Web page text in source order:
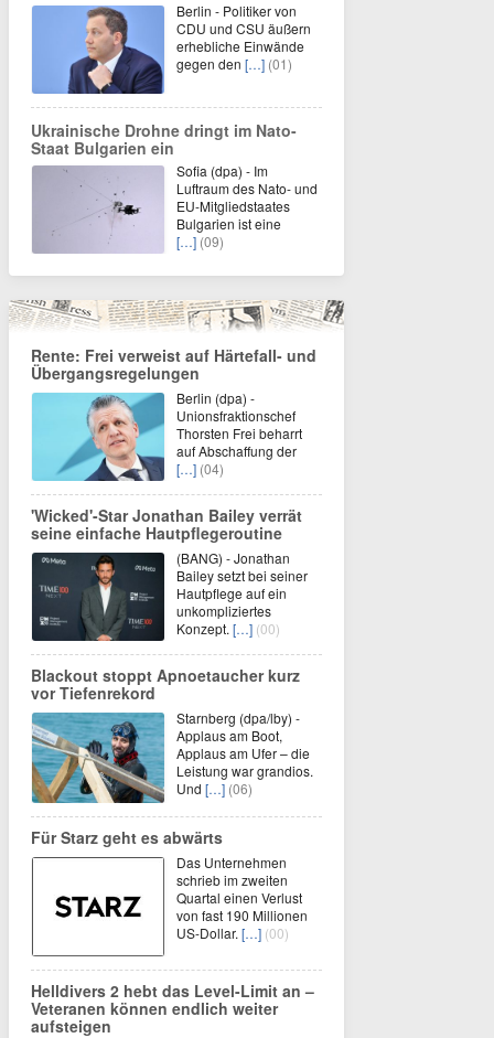
Berlin - Politiker von
CDU und CSU äußern
erhebliche Einwände
gegen den […] (01)
Ukrainische Drohne dringt im Nato-
Staat Bulgarien ein
Sofia (dpa) - Im
Luftraum des Nato- und
EU-Mitgliedstaates
Bulgarien ist eine
[…] (09)
Rente: Frei verweist auf Härtefall- und
Übergangsregelungen
Berlin (dpa) -
Unionsfraktionschef
Thorsten Frei beharrt
auf Abschaffung der
[…] (04)
'Wicked'-Star Jonathan Bailey verrät
seine einfache Hautpflegeroutine
(BANG) - Jonathan
Bailey setzt bei seiner
Hautpflege auf ein
unkompliziertes
Konzept. […] (00)
Blackout stoppt Apnoetaucher kurz
vor Tiefenrekord
Starnberg (dpa/lby) -
Applaus am Boot,
Applaus am Ufer – die
Leistung war grandios.
Und […] (06)
Für Starz geht es abwärts
Das Unternehmen
schrieb im zweiten
Quartal einen Verlust
von fast 190 Millionen
US-Dollar. […] (00)
Helldivers 2 hebt das Level-Limit an –
Veteranen können endlich weiter
aufsteigen